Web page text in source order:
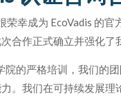
荣幸成为 EcoVadis 的
合作正式确立并强化了
院的严格培训，我们的
。我们在可持续发展理